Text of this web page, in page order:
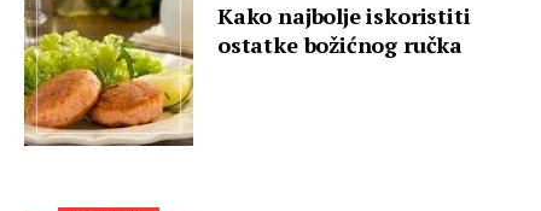
Kako najbolje iskoristiti
ostatke božićnog ručka